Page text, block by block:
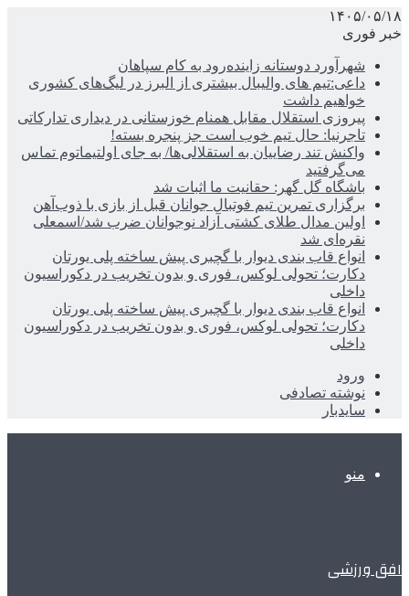
۱۴۰۵/۰۵/۱۸
خبر فوری
شهرآورد دوستانه زاینده‌رود به کام سپاهان
داعی:تیم های والیبال بیشتری از البرز در لیگ‌های کشوری
خواهیم داشت
پیروزی استقلال مقابل همنام خوزستانی در دیداری تدارکاتی
تاجرنیا: حال تیم خوب است جز پنجره بسته!
واکنش تند رضاییان به استقلالی‌ها/ به جای اولتیماتوم تماس
می‌گرفتید
باشگاه گل گهر: حقانیت ما اثبات شد
برگزاری تمرین تیم فوتبال جوانان قبل از بازی با ذوب‌آهن
اولین مدال طلای کشتی آزاد نوجوانان ضرب شد/اسمعلی
نقره‌ای شد
انواع قاب بندی دیوار با گچبری پیش ساخته پلی یورتان
دکارت؛ تحولی لوکس، فوری و بدون تخریب در دکوراسیون
داخلی
انواع قاب بندی دیوار با گچبری پیش ساخته پلی یورتان
دکارت؛ تحولی لوکس، فوری و بدون تخریب در دکوراسیون
داخلی
ورود
نوشته تصادفی
سایدبار
منو
افق ورزشی